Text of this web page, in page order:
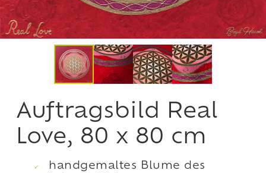
Auftragsbild Real
Love, 80 x 80 cm
handgemaltes Blume des